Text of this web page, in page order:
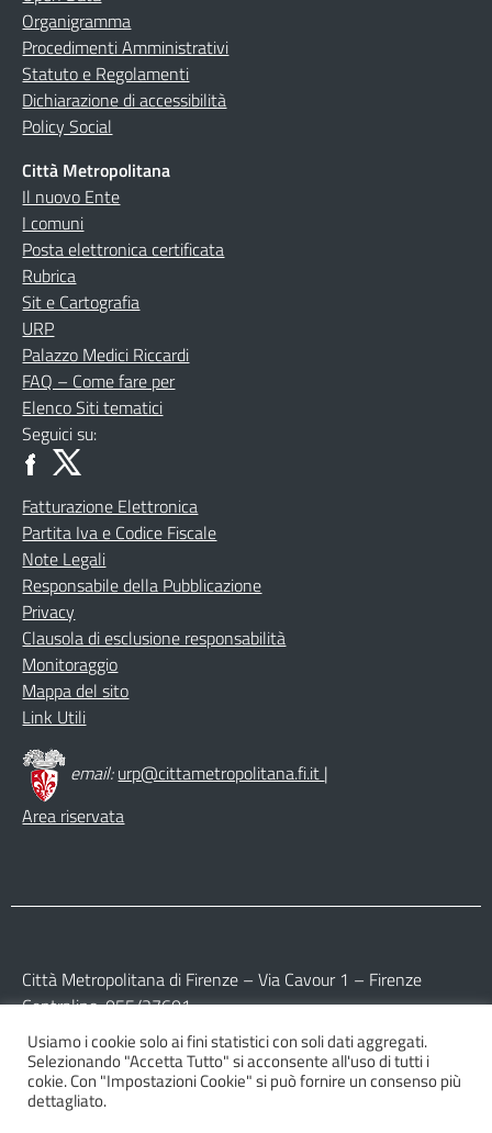
Organigramma
Procedimenti Amministrativi
Statuto e Regolamenti
Dichiarazione di accessibilità
Policy Social
Città Metropolitana
Il nuovo Ente
I comuni
Posta elettronica certificata
Rubrica
Sit e Cartografia
URP
Palazzo Medici Riccardi
FAQ – Come fare per
Elenco Siti tematici
Seguici su:
Fatturazione Elettronica
Partita Iva e Codice Fiscale
Note Legali
Responsabile della Pubblicazione
Privacy
Clausola di esclusione responsabilità
Monitoraggio
Mappa del sito
Link Utili
email:urp@cittametropolitana.fi.it |
Area riservata
Città Metropolitana di Firenze – Via Cavour 1 – Firenze
Centralino: 055/27601
Partita IVA: 017 09 77 04 89
Codice Fiscale: 800 16 45 04 80
Usiamo i cookie solo ai fini statistici con soli dati aggregati.
Selezionando "Accetta Tutto" si acconsente all'uso di tutti i
cokie. Con "Impostazioni Cookie" si può fornire un consenso più
dettagliato.